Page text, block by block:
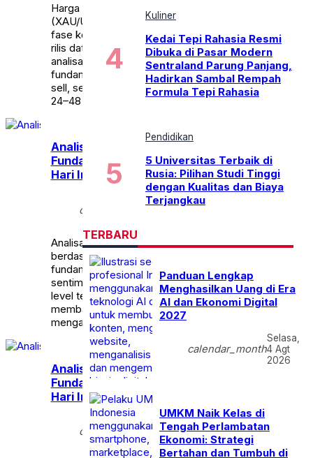
Harga emas dunia
(XAU/USD) bergerak dalam
fase konsolidasi menjelang
rilis data ekonomi AS. Simak
analisa teknikal,
fundamental, area buy dan
sell, serta prediksi arah Gold
24–48 jam ke depan.
Analisa Teknikal dan
Fundamental XAU/USD
Hari Ini (6 Juli 2026)
calendar_month
Senin,
6 Jul
Analisa lengkap XAU/USD
berdasarkan kondisi
fundamental terbaru,
sentimen pasar global, dan
level teknikal penting untuk
membantu trader
mengambil keputusan.
Analisa Teknikal dan
Fundamental XAU/USD
Hari Ini (3 Juli 2026)
calendar_month
Jumat,
3 Jul
2026
Kuliner
Kedai Tepi Rahasia Resmi
Dibuka di Pasar Modern
Sentraland Parung Panjang,
Hadirkan Sambal Rempah
Formula Tepi Rahasia
Pendidikan
5 Universitas Terbaik di
Rusia: Pilihan Studi Tinggi
dengan Kualitas dan Biaya
Terjangkau
TERBARU
Panduan Lengkap
Menghasilkan Uang di Era
AI dan Ekonomi Digital
2027
calendar_month
Selasa,
4 Agt
2026
UMKM Naik Kelas di
Tengah Perlambatan
Ekonomi: Strategi
Bertahan dan Tumbuh di